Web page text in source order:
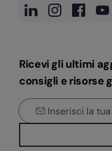
Ricevi gli ultimi
consigli e risorse